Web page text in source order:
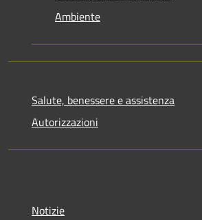
Ambiente
Salute, benessere e assistenza
Autorizzazioni
Notizie